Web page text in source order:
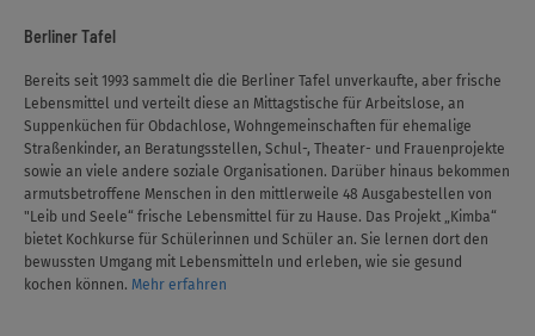
Berliner Tafel
Bereits seit 1993 sammelt die die Berliner Tafel unverkaufte, aber frische
Lebensmittel und verteilt diese an Mittagstische für Arbeitslose, an
Suppenküchen für Obdachlose, Wohngemeinschaften für ehemalige
Straßenkinder, an Beratungsstellen, Schul-, Theater- und Frauenprojekte
sowie an viele andere soziale Organisationen. Darüber hinaus bekommen
armutsbetroffene Menschen in den mittlerweile 48 Ausgabestellen von
"Leib und Seele“ frische Lebensmittel für zu Hause. Das Projekt „Kimba“
bietet Kochkurse für Schülerinnen und Schüler an. Sie lernen dort den
bewussten Umgang mit Lebensmitteln und erleben, wie sie gesund
kochen können. Mehr erfahren